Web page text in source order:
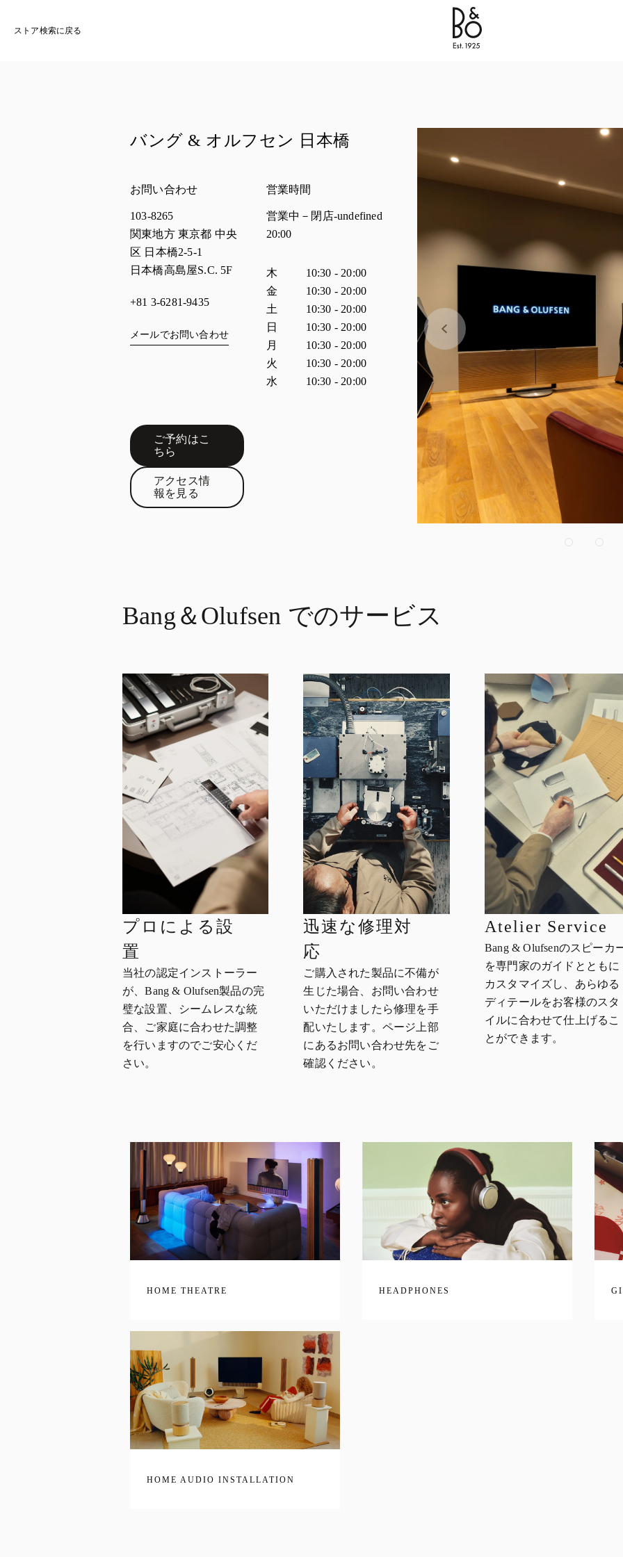
ストア検索に戻る
Bang & Olufsen - Exist to Create
バング & オルフセン 日本橋
お問い合わせ
103-8265
関東地方 東京都 中央
区 日本橋2-5-1
日本橋高島屋S.C. 5F
+81 3-6281-9435
メールでお問い合わせ
ご予約はこ
ちら
Link Opens in New Tab
アクセス情
報を見るLink Opens in New Tab
営業時間
営業中－閉店-undefined
20:00
曜日 営業時間
木 10:30 - 20:00
金
10:30 - 20:00
土
10:30 - 20:00
日
10:30 - 20:00
月
10:30 - 20:00
火
10:30 - 20:00
水
10:30 - 20:00
Bang＆Olufsen でのサービス
プロによる設
置
当社の認定インストーラー
が、Bang & Olufsen製品の完
璧な設置、シームレスな統
合、ご家庭に合わせた調整
を行いますのでご安心くだ
さい。
迅速な修理対
応
ご購入された製品に不備が
生じた場合、お問い合わせ
いただけましたら修理を手
配いたします。ページ上部
にあるお問い合わせ先をご
確認ください。
Atelier Service
Bang & Olufsenのスピーカ
を専門家のガイドとともに
カスタマイズし、あらゆる
ディテールをお客様のスタ
イルに合わせて仕上げるこ
とができます。
HOME THEATRE HEADPHONES
HOME AUDIO INSTALLATION